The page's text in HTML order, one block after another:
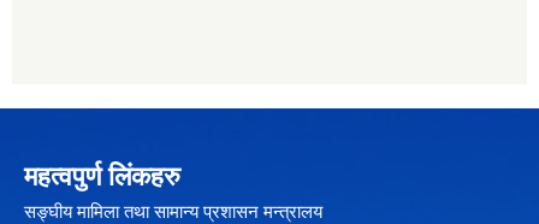
महत्वपुर्ण लिंकहरु
सङ्घीय मामिला तथा सामान्य प्रशासन मन्त्रालय